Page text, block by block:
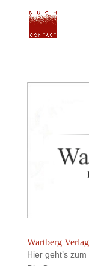
Wartberg Verlag
Hier geht’s